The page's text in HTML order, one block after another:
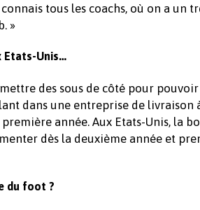
tous les coachs, où on a un
»
Etats-Unis…
des sous de côté pour
dans une entreprise de livraison
année. Aux Etats-Unis, la
dès la deuxième année et
du foot ?